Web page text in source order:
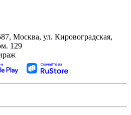
Москва, ул. Кировоградская,
129